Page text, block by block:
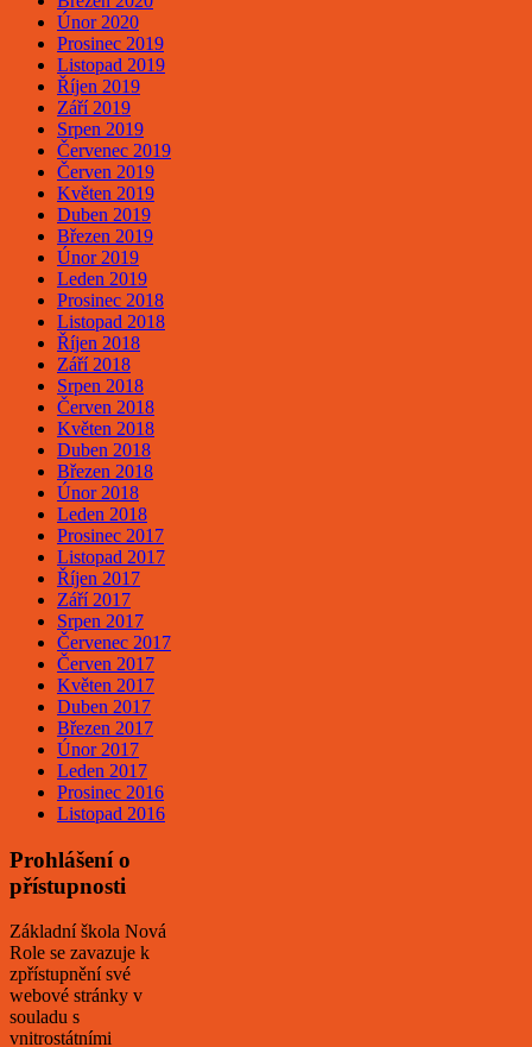
Únor 2020
Prosinec 2019
Listopad 2019
Říjen 2019
Září 2019
Srpen 2019
Červenec 2019
Červen 2019
Květen 2019
Duben 2019
Březen 2019
Únor 2019
Leden 2019
Prosinec 2018
Listopad 2018
Říjen 2018
Září 2018
Srpen 2018
Červen 2018
Květen 2018
Duben 2018
Březen 2018
Únor 2018
Leden 2018
Prosinec 2017
Listopad 2017
Říjen 2017
Září 2017
Srpen 2017
Červenec 2017
Červen 2017
Květen 2017
Duben 2017
Březen 2017
Únor 2017
Leden 2017
Prosinec 2016
Listopad 2016
Prohlášení o
přístupnosti
Základní škola Nová
Role se zavazuje k
zpřístupnění své
webové stránky v
souladu s
vnitrostátními